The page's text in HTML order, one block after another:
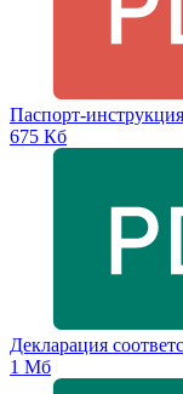
Паспорт-инструкция
675 Кб
Декларация
1 Мб